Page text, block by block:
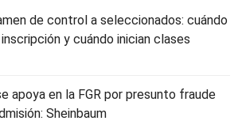
de control a seleccionados: cuándo
y cuándo inician clases
apoya en la FGR por presunto fraude
Sheinbaum